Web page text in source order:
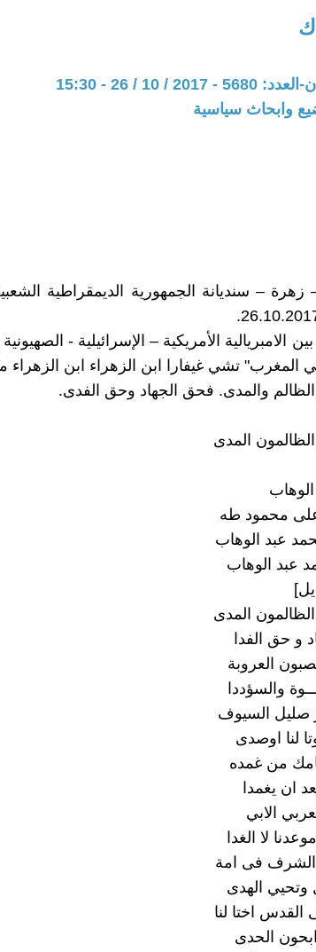
/ 10 / 26 - 15:30
وابحاث سياسية
زهرة – سنديانة الجمهورية الديمقراطية
الامبريالية الأمريكية – الإسرائيلية -
في المغرب" تشي غيفارا ابن الزهراء ابن
والمدى. فحق الجهاد وحق الفدى.
المدى
محمود طه
عبد الوهاب
عبد الوهاب
المدى
و حق الفدا
العروبة
والسؤددا
صليل السيوف
لنا اوصدى
من غمده
ان يغمدا
الابي
لا الغدا
الشرف فى امة
وتحيي الهدى
اختا لنا
الحدى